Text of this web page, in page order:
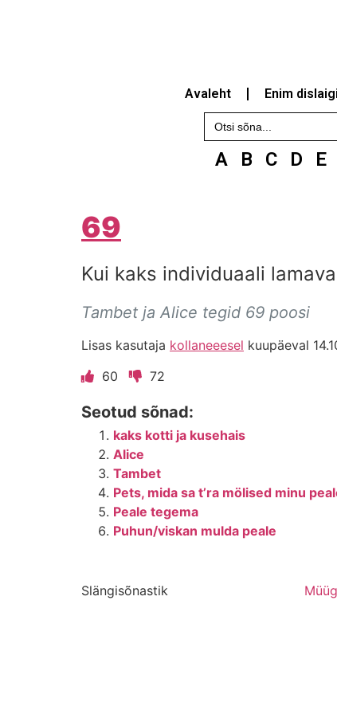
Avaleht Enim
Search
for:
A B C D E
69
Kui kaks individuaali
Tambet ja Alice tegid 69 poosi
Lisas kasutaja kollaneeesel kuupäeval
60
72
Seotud sõnad:
kaks kotti ja kusehais
Alice
Tambet
Pets, mida sa t’ra mölised minu
Peale tegema
Puhun/viskan mulda peale
Slängisõnastik